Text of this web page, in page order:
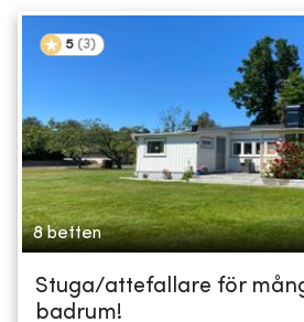
5 (3)
8 betten
Stuga/attefallare för
badrum!